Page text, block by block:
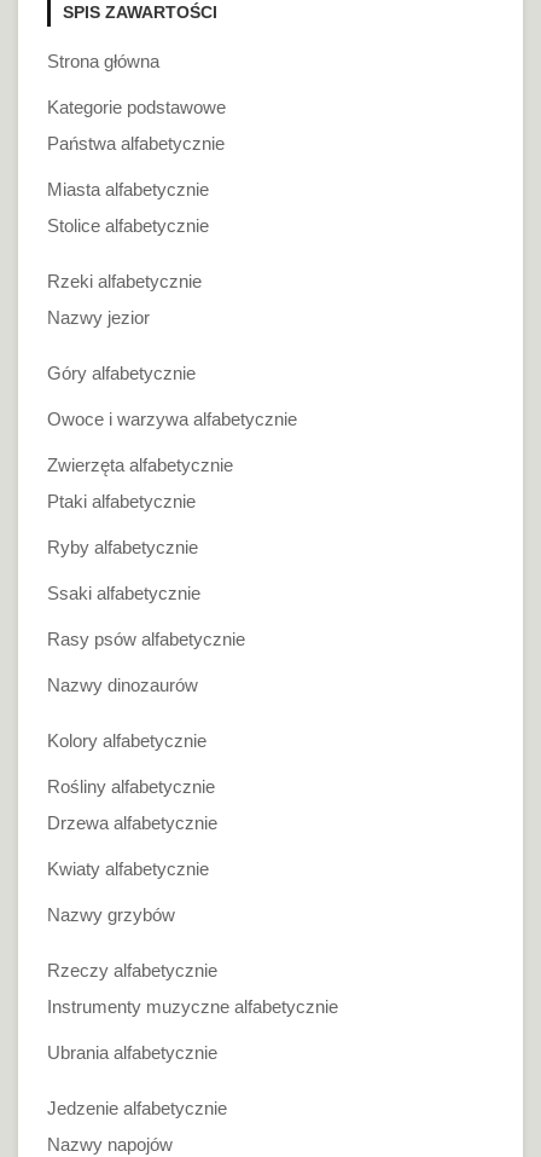
SPIS ZAWARTOŚCI
Strona główna
Kategorie podstawowe
Państwa alfabetycznie
Miasta alfabetycznie
Stolice alfabetycznie
Rzeki alfabetycznie
Nazwy jezior
Góry alfabetycznie
Owoce i warzywa alfabetycznie
Zwierzęta alfabetycznie
Ptaki alfabetycznie
Ryby alfabetycznie
Ssaki alfabetycznie
Rasy psów alfabetycznie
Nazwy dinozaurów
Kolory alfabetycznie
Rośliny alfabetycznie
Drzewa alfabetycznie
Kwiaty alfabetycznie
Nazwy grzybów
Rzeczy alfabetycznie
Instrumenty muzyczne alfabetycznie
Ubrania alfabetycznie
Jedzenie alfabetycznie
Nazwy napojów